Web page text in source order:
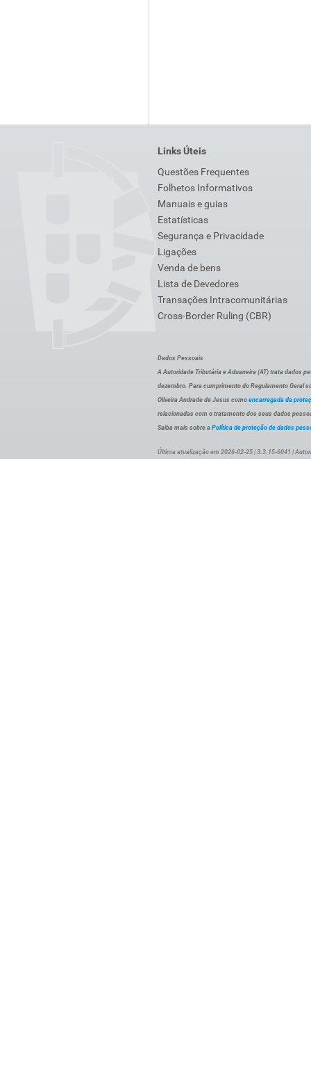
Links Úteis
Questões Frequentes
Folhetos Informativos
Manuais e guias
Estatísticas
Segurança e Privacidade
Ligações
Venda de bens
Lista de Devedores
Transações Intracomunitárias
Cross-Border Ruling (CBR)
Dados Pessoais
A Autoridade Tributária e Aduaneira (AT) trata dados
dezembro. Para cumprimento do Regulamento Geral
Oliveira Andrade de Jesus como encarregada da
relacionadas com o tratamento dos seus dados
Saiba mais sobre a Política de proteção de dados
Última atualização em 2026-02-25 | 3.3.15-6041 |